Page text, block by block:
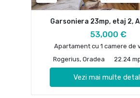
Garsoniera 23mp, etaj 2,
53,000 €
Apartament cu 1 camere de
Rogerius, Oradea
22.24
Vezi mai multe